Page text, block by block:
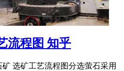
流程图 知乎
选矿工艺流程图分选萤石采用